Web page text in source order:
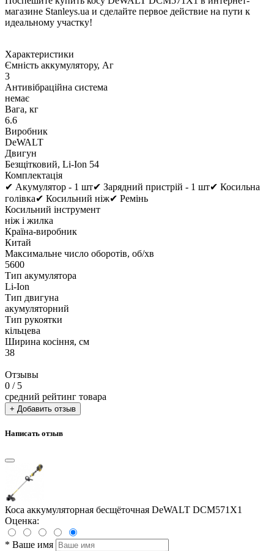
магазине Stanleys.ua и сделайте первое действие на пути к
идеальному участку!
Характеристики
Ємність аккумулятору, Аг
3
Антивібраційна система
немає
Вага, кг
6.6
Виробник
DeWALT
Двигун
Безщітковий, Li-Ion 54
Комплектація
✔ Акумулятор - 1 шт✔ Зарядний пристрій - 1 шт✔ Косильна
голівка✔ Косильний ніж✔ Ремінь
Косильний інструмент
ніж і жилка
Країна-виробник
Китай
Максимальне число оборотів, об/хв
5600
Тип акумулятора
Li-Ion
Тип двигуна
акумуляторний
Тип рукоятки
кільцева
Ширина косіння, см
38
Отзывы
0 / 5
средний рейтинг товара
+ Добавить отзыв
Написать отзыв
Коса аккумуляторная бесщёточная DeWALT DCM571X1
Оценка:
* Ваше имя